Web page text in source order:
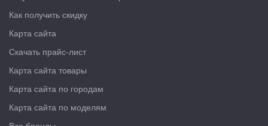
Как получить скидку
Карта сайта
Скачать прайс-лист
Карта сайта товары
Карта сайта по городам
Карта сайта по моделям